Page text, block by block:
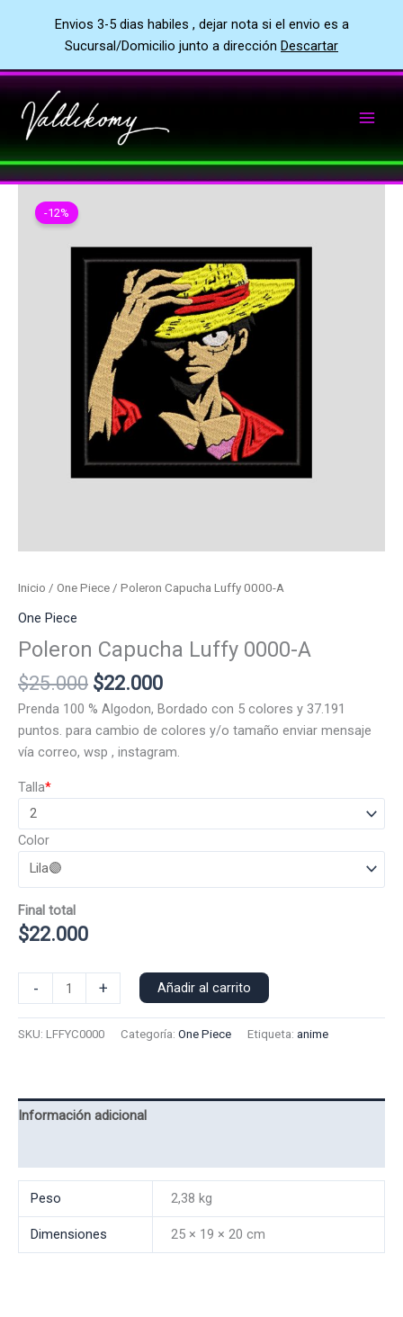
Envios 3-5 dias habiles , dejar nota si el envio es a
Sucursal/Domicilio junto a dirección Descartar
al
contenido
-12%
Inicio / One Piece / Poleron Capucha Luffy 0000-A
One Piece
Poleron Capucha Luffy 0000-A
$25.000 El
precio
original
era:
$22.000El
precio
actual
es:
Prenda 100 % Algodon, Bordado con 5 colores y 37.191
puntos. para cambio de colores y/o tamaño enviar mensaje
vía correo, wsp , instagram.
*
Talla
Color
Final total
$22.000
-
Capucha
+ Añadir al carrito
SKU: LFFYC0000 Categoría: One Piece Etiqueta: anime
Información adicional
Peso 2,38 kg
Dimensiones 25 × 19 × 20 cm